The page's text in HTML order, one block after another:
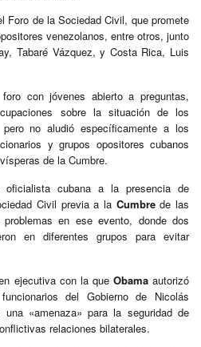
Foro de la Sociedad Civil, que promete
venezolanos, entre otros, junto
Tabaré Vázquez, y Costa Rica, Luis
con jóvenes abierto a preguntas,
sobre la situación de los
no aludió específicamente a los
y grupos opositores cubanos
de la Cumbre.
cubana a la presencia de
Civil previa a la Cumbrede las
en ese evento, donde dos
en diferentes grupos para evitar
ejecutiva con la que Obamaautorizó
del Gobierno de Nicolás
«amenaza» para la seguridad de
relaciones bilaterales.